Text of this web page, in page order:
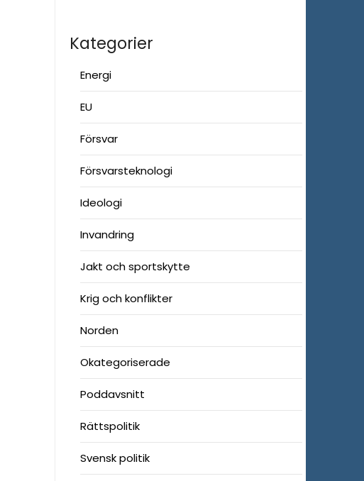
Kategorier
Energi
EU
Försvar
Försvarsteknologi
Ideologi
Invandring
Jakt och sportskytte
Krig och konflikter
Norden
Okategoriserade
Poddavsnitt
Rättspolitik
Svensk politik